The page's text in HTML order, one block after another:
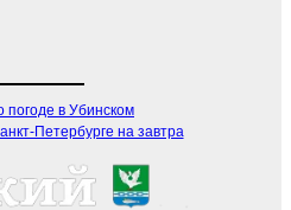
погоде в Убинском
Петербурге на завтра